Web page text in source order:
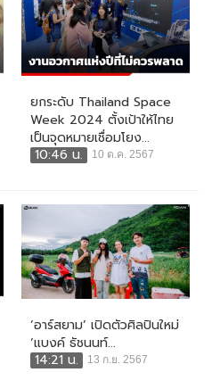
ยกระดับ Thailand Space
Week 2024 ตั้งเป้าให้ไทย
เป็นจุดหมายเชื่อมโยง...
10:46 น.
10 ต.ค. 2567
‘อาร์สยาม’ เปิดตัวศิลปินใหม่
‘แบงค์ ธัชนนท์...
14:21 น.
13 ก.ย. 2567